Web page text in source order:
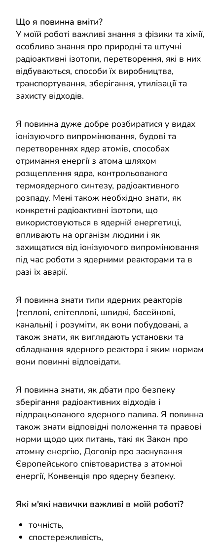
Що я повинна вміти?
У моїй роботі важливі знання з фізики та хімії,
особливо знання про природні та штучні
радіоактивні ізотопи, перетворення, які в них
відбуваються, способи їх виробництва,
транспортування, зберігання, утилізації та
захисту відходів.
Я повинна дуже добре розбиратися у видах
іонізуючого випромінювання, будові та
перетвореннях ядер атомів, способах
отримання енергії з атома шляхом
розщеплення ядра, контрольованого
термоядерного синтезу, радіоактивного
розпаду. Мені також необхідно знати, як
конкретні радіоактивні ізотопи, що
використовуються в ядерній енергетиці,
впливають на організм людини і як
захищатися від іонізуючого випромінювання
під час роботи з ядерними реакторами та в
разі їх аварії.
Я повинна знати типи ядерних реакторів
(теплові, епітеплові, швидкі, басейнові,
канальні) і розуміти, як вони побудовані, а
також знати, як виглядають установки та
обладнання ядерного реактора і яким нормам
вони повинні відповідати.
Я повинна знати, як дбати про безпеку
зберігання радіоактивних відходів і
відпрацьованого ядерного палива. Я повинна
також знати відповідні положення та правові
норми щодо цих питань, такі як Закон про
атомну енергію, Договір про заснування
Європейського співтовариства з атомної
енергії, Конвенція про ядерну безпеку.
Які м'які навички важливі в моїй роботі?
точність,
спостережливість,